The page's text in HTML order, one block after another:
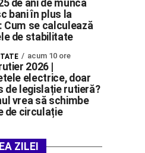
de ani de muncă
bani în plus la
Cum se calculează
de stabilitate
acum 10 ore
2026 |
electrice, doar
de legislație rutieră?
vrea să schimbe
de circulație
ZILEI